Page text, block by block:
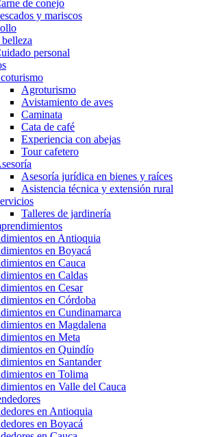
de conejo
y mariscos
personal
Agroturismo
Avistamiento de aves
Caminata
Cata de café
Experiencia con abejas
Tour cafetero
Asesoría jurídica en bienes y raíces
Asistencia técnica y extensión rural
Talleres de jardinería
en Antioquia
en Boyacá
en Cauca
en Caldas
en Cesar
en Córdoba
en Cundinamarca
en Magdalena
en Meta
en Quindío
en Santander
en Tolima
en Valle del Cauca
en Antioquia
en Boyacá